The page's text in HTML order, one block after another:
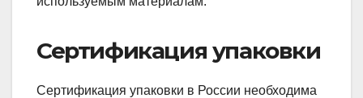
Сертификация упаковки
Сертификация упаковки в России необходима